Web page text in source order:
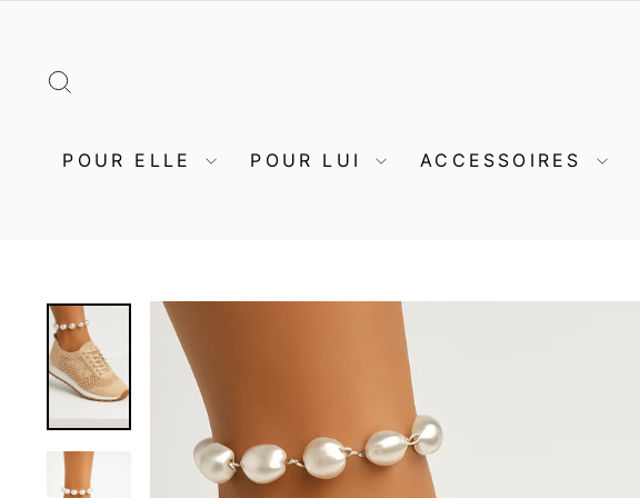
POUR ELLE POUR LUI ACCESSOIRES